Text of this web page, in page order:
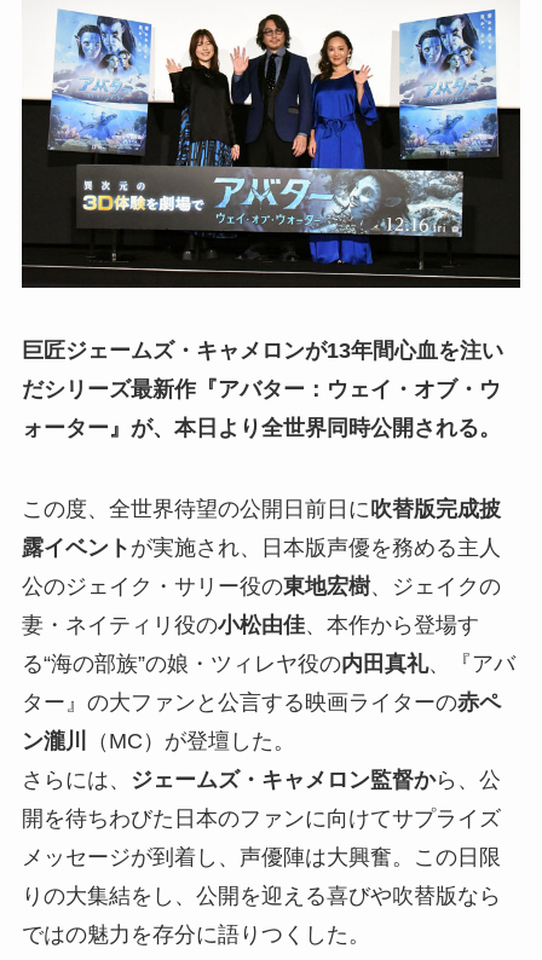
巨匠ジェームズ・キャメロンが13年間心血を注い
だシリーズ最新作『アバター：ウェイ・オブ・ウ
ォーター』が、本日より全世界同時公開される。
この度、全世界待望の公開日前日に 吹替版完成披
露イベント が実施され、日本版声優を務める主人
公のジェイク・サリー役の東地宏樹、ジェイクの
妻・ネイティリ役の小松由佳、本作から登場す
る“海の部族”の娘・ツィレヤ役の内田真礼、『アバ
ター』の大ファンと公言する映画ライターの赤ペ
ン瀧川
（MC）が登壇した。
さらには、
ジェームズ・キャメロン監督から、公
開を待ちわびた日本のファンに向けてサプライズ
メッセージが到着し、声優陣は大興奮。この日限
りの大集結をし、公開を迎える喜びや吹替版なら
ではの魅力を存分に語りつくした。